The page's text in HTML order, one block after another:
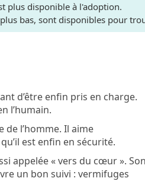
plus disponible à l'adoption.
bas, sont disponibles pour
d’être enfin pris en charge.
l’humain.
l’homme. Il aime
est enfin en sécurité.
appelée « vers du cœur ». Son
un bon suivi : vermifuges